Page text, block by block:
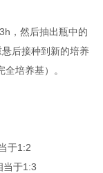
，然后抽出瓶中的
后接种到新的培养
培养基）。
于1:2
当于1:3